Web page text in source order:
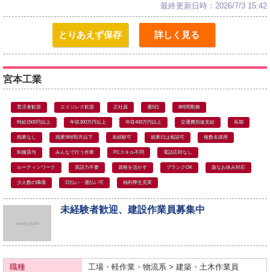
最終更新日時：2026/7/3 15:42
とりあえず保存 詳しく見る
宮本工業
育児者歓迎 エイジレス歓迎 正社員 週5日 8時間勤務
時給1500円以上 年収300万円以上 年収400万円以上 交通費別途支給 長期
残業なし 残業5時間/月以下 未経験可 就業日は相談可 複数名採用
制服貸与 みんなで行う作業 PCスキル不問 電話応対なし
ルーティンワーク 英語力不要 資格を活かす ブランクOK 急なお休み対応
少人数の職場 日払い・週払い可 福利厚生充実
未経験者歓迎、建設作業員募集中
職種 工場・軽作業・物流系 > 建築・土木作業員